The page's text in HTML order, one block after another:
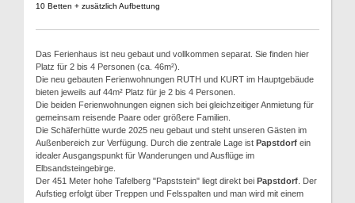
10 Betten + zusätzlich Aufbettung
Das Ferienhaus ist neu gebaut und vollkommen separat. Sie finden hier
Platz für 2 bis 4 Personen (ca. 46m²).
Die neu gebauten Ferienwohnungen RUTH und KURT im Hauptgebäude
bieten jeweils auf 44m² Platz für je 2 bis 4 Personen.
Die beiden Ferienwohnungen eignen sich bei gleichzeitiger Anmietung für
gemeinsam reisende Paare oder größere Familien.
Die Schäferhütte wurde 2025 neu gebaut und steht unseren Gästen im
Außenbereich zur Verfügung. Durch die zentrale Lage ist Papstdorf ein
idealer Ausgangspunkt für Wanderungen und Ausflüge im
Elbsandsteingebirge.
Der 451 Meter hohe Tafelberg "Papststein" liegt direkt bei Papstdorf . Der
Aufstieg erfolgt über Treppen und Felsspalten und man wird mit einem